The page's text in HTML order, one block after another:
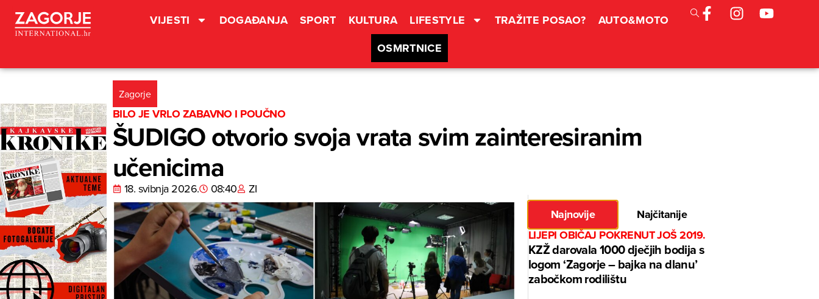
VIJESTI DOGAĐANJA SPORT KULTURA LIFESTYLE TRAŽITE POSAO?
AUTO&MOTO
OSMRTNICE
Zagorje
BILO JE VRLO ZABAVNO I POUČNO
ŠUDIGO otvorio svoja vrata svim zainteresiranim
učenicima
18. svibnja 2026. 08:40 ZI
Najnovije
Najčitanije
LIJEPI OBIČAJ POKRENUT JOŠ 2019.
KZŽ darovala 1000 dječjih bodija s
logom ‘Zagorje – bajka na dlanu’
zabočkom rodilištu